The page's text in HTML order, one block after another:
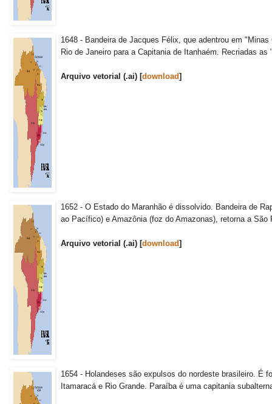
1648 - Bandeira de Jacques Félix, que adentrou em
Rio de Janeiro para a Capitania de Itanhaém. Recriadas
Arquivo vetorial (.ai) [download]
1652 - O Estado do Maranhão é dissolvido. Bandeira de
ao Pacífico) e Amazônia (foz do Amazonas), retorna a
Arquivo vetorial (.ai) [download]
1654 - Holandeses são expulsos do nordeste brasileiro. É
Itamaracá e Rio Grande. Paraíba é uma capitania